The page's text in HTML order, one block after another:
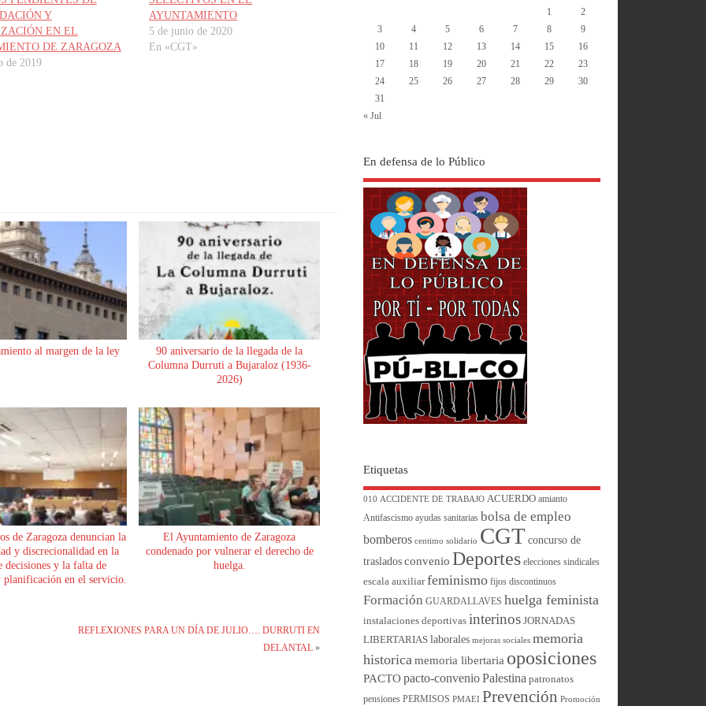
Y
EN EL
DE ZARAGOZA
de 2019
AYUNTAMIENTO
5 de junio de 2020
En «CGT»
al margen de la ley
90 aniversario de la llegada de la
Columna Durruti a Bujaraloz (1936-
2026)
de Zaragoza denuncian la
y discrecionalidad en la
decisiones y la falta de
en el servicio.
El Ayuntamiento de Zaragoza
condenado por vulnerar el derecho de
huelga.
REFLEXIONES PARA UN DÍA DE JULIO…. DURRUTI EN
DELANTAL »
1
2
3
4 5 6 7 8
9
10
11 12 13 14 15
16
17
18 19 20 21 22
23
24
25 26 27 28 29
30
31
« Jul
En defensa de lo Público
Etiquetas
010 ACCIDENTE DE TRABAJO ACUERDO amianto
Antifascismo ayudas sanitarias bolsa de empleo
bomberos centimo solidario CGT concurso de
traslados convenio Deportes elecciones sindicales
escala auxiliar feminismo fijos discontinuos
Formación GUARDALLAVES huelga feminista
instalaciones deportivas interinos JORNADAS
LIBERTARIAS laborales mejoras sociales memoria
historica memoria libertaria oposiciones
PACTO pacto-convenio Palestina patronatos
pensiones PERMISOS PMAEI Prevención Promoción